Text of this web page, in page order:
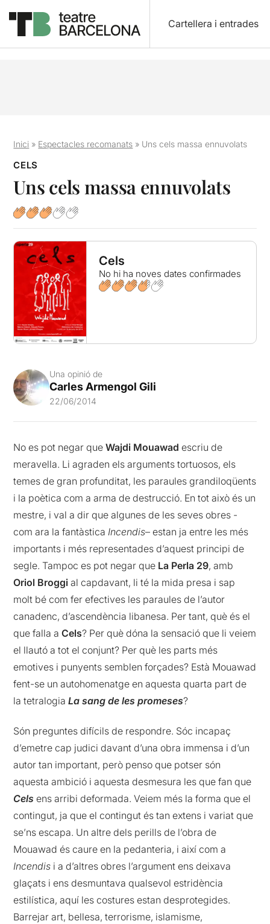
Cartellera i entrades
Inici » Espectacles recomanats » Uns cels massa ennuvolats
CELS
Uns cels massa ennuvolats
Cels
No hi ha noves dates confirmades
Una opinió de
Carles Armengol Gili
22/06/2014
No es pot negar queWajdi Mouawad escriu de
meravella. Li agraden els arguments tortuosos, els
temes de gran profunditat, les paraules grandiloqüents
i la poètica com a arma de destrucció. En tot això és un
mestre, i val a dir que algunes de les seves obres -
com ara la fantàstica Incendis– estan ja entre les més
importants i més representades d’aquest principi de
segle. Tampoc es pot negar que La Perla 29, amb
Oriol Broggi al capdavant, li té la mida presa i sap
molt bé com fer efectives les paraules de l’autor
canadenc, d’ascendència libanesa. Per tant, què és el
que falla aCels? Per què dóna la sensació que li veiem
el llautó a tot el conjunt? Per què les parts més
emotives i punyents semblen forçades? Està Mouawad
fent-se un autohomenatge en aquesta quarta part de
la tetralogiaLa sang de les promeses?
Són preguntes difícils de respondre. Sóc incapaç
d’emetre cap judici davant d’una obra immensa i d’un
autor tan important, però penso que potser són
aquesta ambició i aquesta desmesura les que fan que
Cels ens arribi deformada. Veiem més la forma que el
contingut, ja que el contingut és tan extens i variat que
se’ns escapa. Un altre dels perills de l’obra de
Mouawad és caure en la pedanteria, i així com a
Incendis i a d’altres obres l’argument ens deixava
glaçats i ens desmuntava qualsevol estridència
estilística, aquí les costures estan desprotegides.
Barrejar art, bellesa, terrorisme, islamisme,